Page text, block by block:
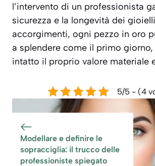
l’intervento di un professionista
sicurezza e la longevità dei
accorgimenti, ogni pezzo in oro
a splendere come il primo
intatto il proprio valore materiale
5/5 - (4
Modellare e definire le
sopracciglia: il trucco delle
professioniste spiegato